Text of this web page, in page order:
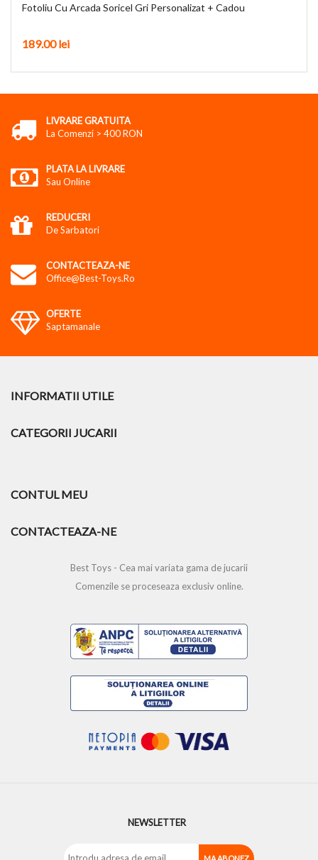
Fotoliu Cu Arcada Soricel Gri Personalizat + Cadou
189.00lei
LIVRARE GRATUITA
La Comenzi > 400 RON
PLATA LA LIVRARE
Sau Online
REDUCERI
De Sarbatori
CONTACTEAZA-NE
Office@best-Toys.ro
OFERTE
Saptamanale
INFORMATII UTILE
CATEGORII JUCARII
CONTUL MEU
CONTACTEAZA-NE
Best Toys - Cea mai variata gama de jucarii
Comenzile se proceseaza exclusiv online.
NEWSLETTER